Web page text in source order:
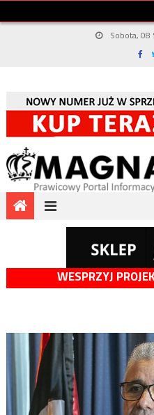
Sobota, 08
WESPRZYJ